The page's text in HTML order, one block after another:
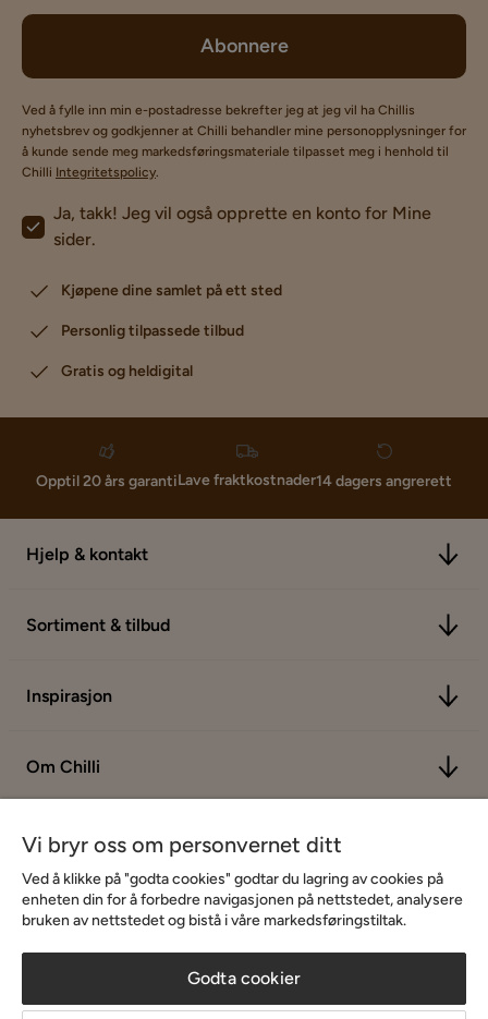
Abonnere
Ved å fylle inn min e-postadresse bekrefter jeg at jeg vil ha Chillis
nyhetsbrev og godkjenner at Chilli behandler mine personopplysninger for
å kunde sende meg markedsføringsmateriale tilpasset meg i henhold til
Chilli Integritetspolicy.
Ja, takk! Jeg vil også opprette en konto for Mine
sider.
Kjøpene dine samlet på ett sted
Personlig tilpassede tilbud
Gratis og heldigital
Opptil 20 års garantiLave fraktkostnader14 dagers angrerett
Hjelp & kontakt
Sortiment & tilbud
Inspirasjon
Om Chilli
Vi bryr oss om personvernet ditt
Ved å klikke på "godta cookies" godtar du lagring av cookies på
enheten din for å forbedre navigasjonen på nettstedet, analysere
bruken av nettstedet og bistå i våre markedsføringstiltak.
Godta cookier